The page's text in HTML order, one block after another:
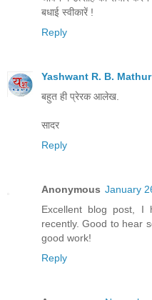
बधाई स्वीकारें !
Reply
Yashwant R. B. Mathur
बहुत ही प्रेरक आलेख.
सादर
Reply
Anonymous January
Excellent blog post, I
recently. Good to hear
good work!
Reply